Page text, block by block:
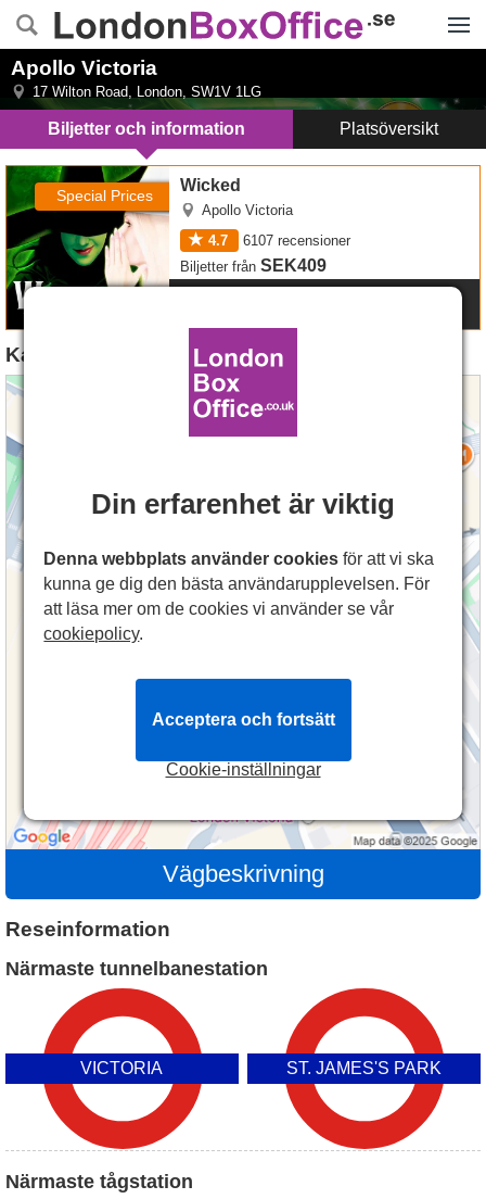
Apollo Victoria
17 Wilton Road, London, SW1V 1LG
Biljetter och information Platsöversikt
Special Prices
Wicked
Apollo Victoria
4.7
6107 recensioner
Biljetter från SEK409
Wicked
Karta till Apollo Victoria
Vägbeskrivning
Reseinformation
Närmaste tunnelbanestation
VICTORIA ST. JAMES'S PARK
Närmaste tågstation
Din erfarenhet är viktig
Denna webbplats använder cookies för att vi ska
kunna ge dig den bästa användarupplevelsen. För
att läsa mer om de cookies vi använder se vår
cookiepolicy.
Cookie-inställningar
Acceptera och fortsätt